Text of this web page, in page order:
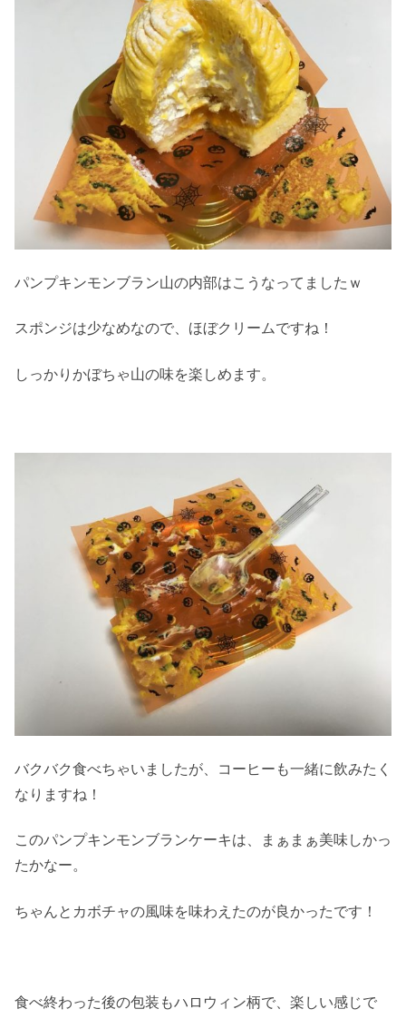
パンプキンモンブラン山の内部はこうなってましたｗ
スポンジは少なめなので、ほぼクリームですね！
しっかりかぼちゃ山の味を楽しめます。
バクバク食べちゃいましたが、コーヒーも一緒に飲みたく
なりますね！
このパンプキンモンブランケーキは、まぁまぁ美味しかっ
たかなー。
ちゃんとカボチャの風味を味わえたのが良かったです！
食べ終わった後の包装もハロウィン柄で、楽しい感じで